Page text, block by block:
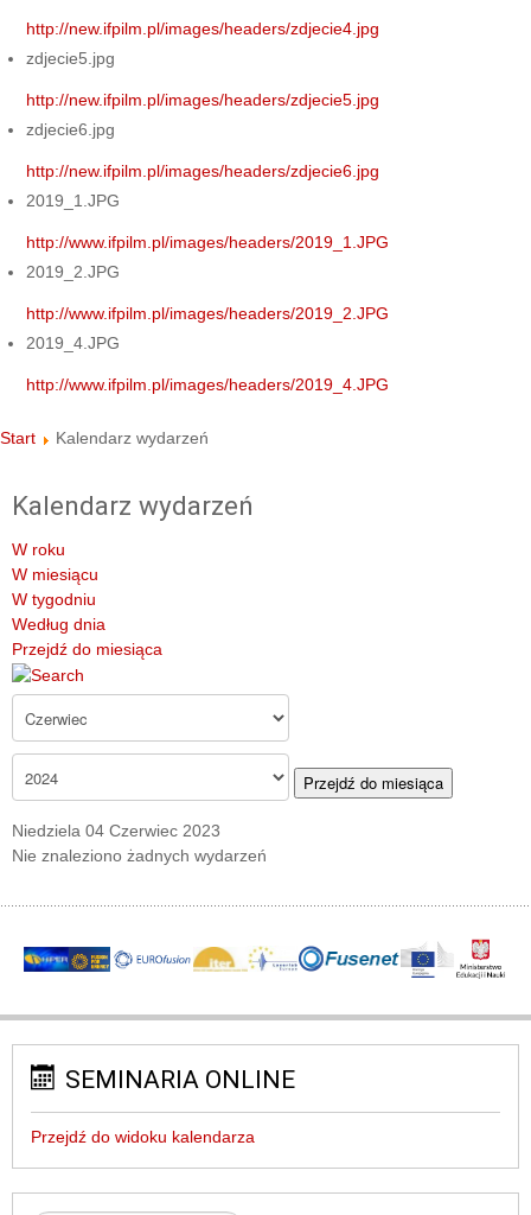
http://new.ifpilm.pl/images/headers/zdjecie4.jpg
zdjecie5.jpg
http://new.ifpilm.pl/images/headers/zdjecie5.jpg
zdjecie6.jpg
http://new.ifpilm.pl/images/headers/zdjecie6.jpg
2019_1.JPG
http://www.ifpilm.pl/images/headers/2019_1.JPG
2019_2.JPG
http://www.ifpilm.pl/images/headers/2019_2.JPG
2019_4.JPG
http://www.ifpilm.pl/images/headers/2019_4.JPG
Start Kalendarz wydarzeń
Kalendarz wydarzeń
W roku
W miesiącu
W tygodniu
Według dnia
Przejdź do miesiąca
Przejdź do miesiąca
Niedziela 04 Czerwiec 2023
Nie znaleziono żadnych wydarzeń
SEMINARIA ONLINE
Przejdź do widoku kalendarza